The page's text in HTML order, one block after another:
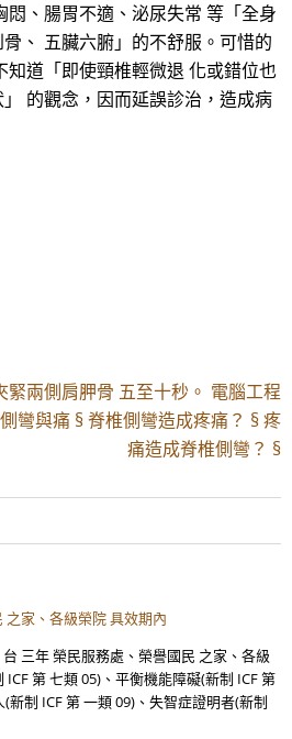
悶、腸胃不適、泌尿失常 等「全身
、 五臟六腑」的不舒服。可惜的
知道「即使頸椎輕微退 化或錯位也
的觀念，因而延誤診治，造成病
兩側肩胛骨 五至十秒。 電腦工程
側彎與痛 § 脊椎側彎造成疼痛？ § 疼
痛造成脊椎側彎？ §
之家、各級榮院 具效期內
三年 榮民服務處、榮譽國民 之家、各級
第 七類 05)、平衡機能障礙(新制 ICF 第
新制 ICF 第 一類 09)、失智症證明者(新制